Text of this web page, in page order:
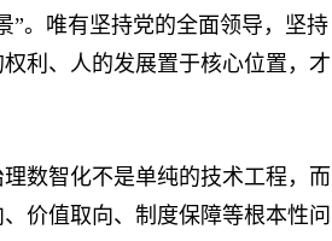
”。唯有坚持党的全面领导，坚持
利、人的发展置于核心位置，才
数智化不是单纯的技术工程，而
价值取向、制度保障等根本性问